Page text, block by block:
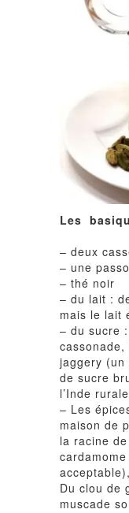
Les
– deux
– une
– thé noir
– du lait :
mais le lait
– du sucre
jaggery (un
de sucre
l’Inde
– Les
maison de
la racine
Du clou de
muscade